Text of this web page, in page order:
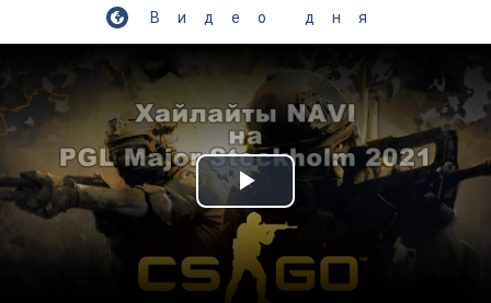
Видео дня
Play Video